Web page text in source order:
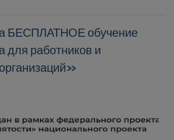
БЕСПЛАТНОЕ обучение
для работников и